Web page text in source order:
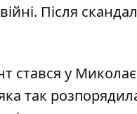
Після
стався у
так